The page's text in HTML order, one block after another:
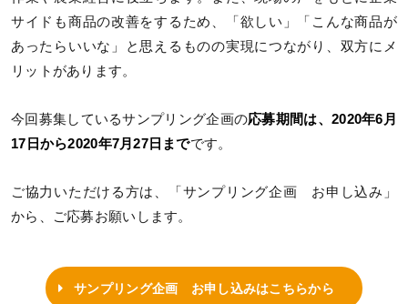
サイドも商品の改善をするため、「欲しい」「こんな商品が
あったらいいな」と思えるものの実現につながり、双方にメ
リットがあります。
今回募集しているサンプリング企画の応募期間は、2020年6月
17日から2020年7月27日までです。
ご協力いただける方は、「サンプリング企画 お申し込み」
から、ご応募お願いします。
サンプリング企画 お申し込みはこちらから